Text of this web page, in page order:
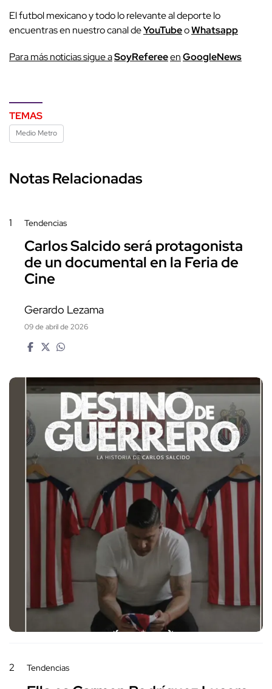
El futbol mexicano y todo lo relevante al deporte lo
encuentras en nuestro canal deYouTubeoWhatsapp
Para más noticias sigue aSoyRefereeenGoogleNews
TEMAS
Medio Metro
Notas Relacionadas
1 Tendencias
Carlos Salcido será protagonista
de un documental en la Feria de
Cine
Gerardo Lezama
09 de abril de 2026
2 Tendencias